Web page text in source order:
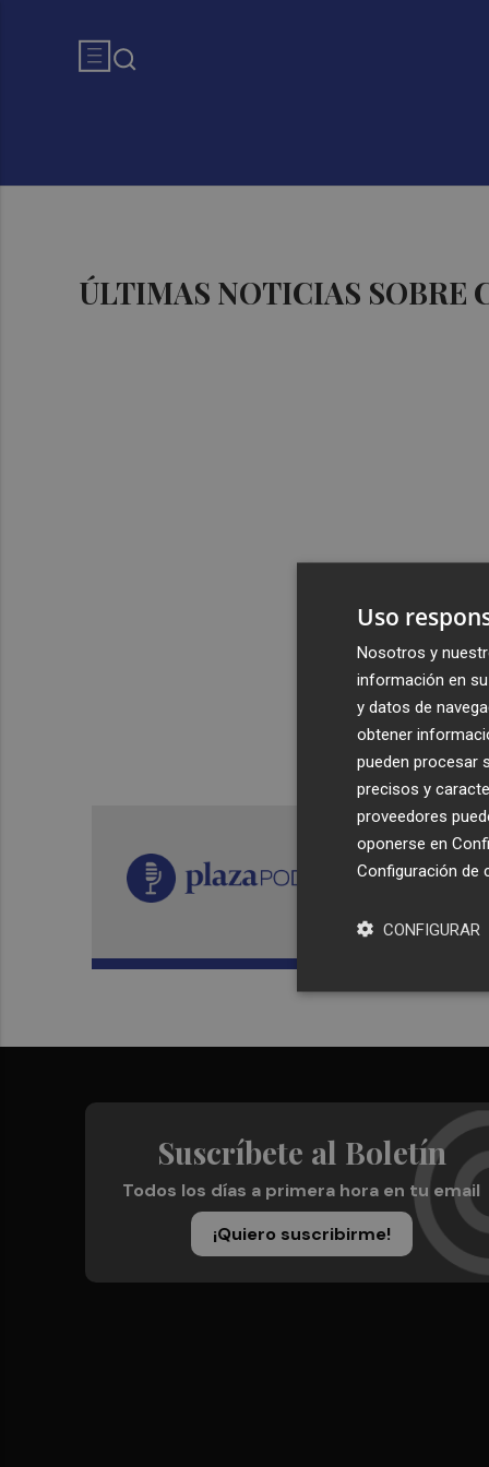
ÚLTIMAS NOTICIAS SOBRE
Suscríbete al Boletín
Todos los días a primera hora en tu email
¡Quiero suscribirme!
Uso
Nosotros y
información en
y datos de
obtener
pueden procesar
precisos y
proveedores
oponerse en
Configuración de
CONFIGURAR